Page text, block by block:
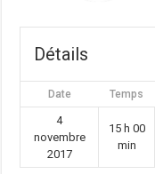
Détails
Date Temps
4
novembre
2017
15 h 00
min